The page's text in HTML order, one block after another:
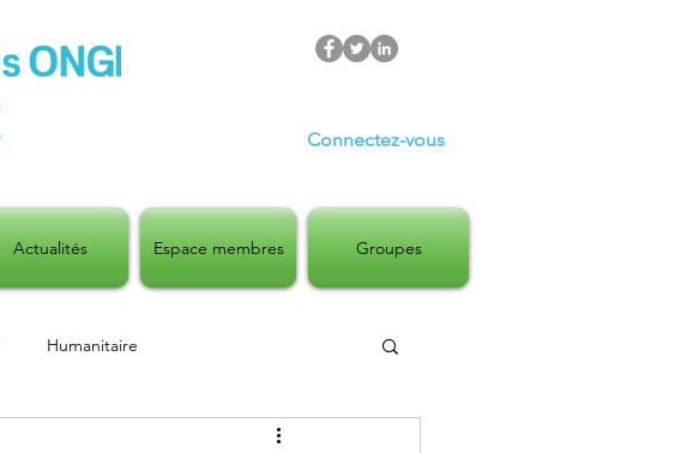
Connectez-vous
Actualités Espace membres Groupes
Humanitaire